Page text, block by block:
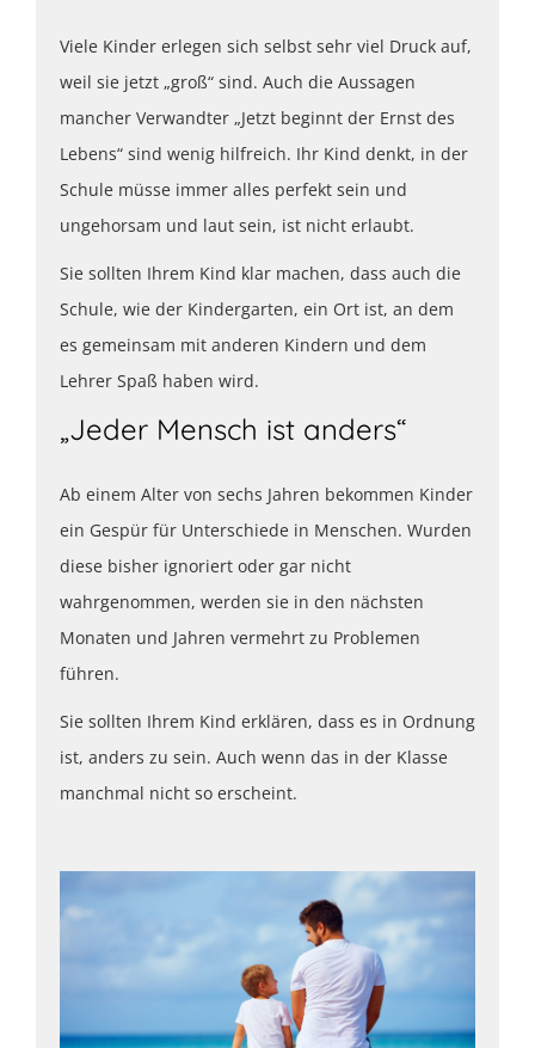
Viele Kinder erlegen sich selbst sehr viel Druck auf,
weil sie jetzt „groß“ sind. Auch die Aussagen
mancher Verwandter „Jetzt beginnt der Ernst des
Lebens“ sind wenig hilfreich. Ihr Kind denkt, in der
Schule müsse immer alles perfekt sein und
ungehorsam und laut sein, ist nicht erlaubt.
Sie sollten Ihrem Kind klar machen, dass auch die
Schule, wie der Kindergarten, ein Ort ist, an dem
es gemeinsam mit anderen Kindern und dem
Lehrer Spaß haben wird.
„Jeder Mensch ist anders“
Ab einem Alter von sechs Jahren bekommen Kinder
ein Gespür für Unterschiede in Menschen. Wurden
diese bisher ignoriert oder gar nicht
wahrgenommen, werden sie in den nächsten
Monaten und Jahren vermehrt zu Problemen
führen.
Sie sollten Ihrem Kind erklären, dass es in Ordnung
ist, anders zu sein. Auch wenn das in der Klasse
manchmal nicht so erscheint.